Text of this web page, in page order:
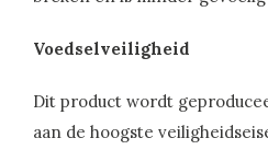
Voedselveiligheid
Dit product wordt
aan de hoogste